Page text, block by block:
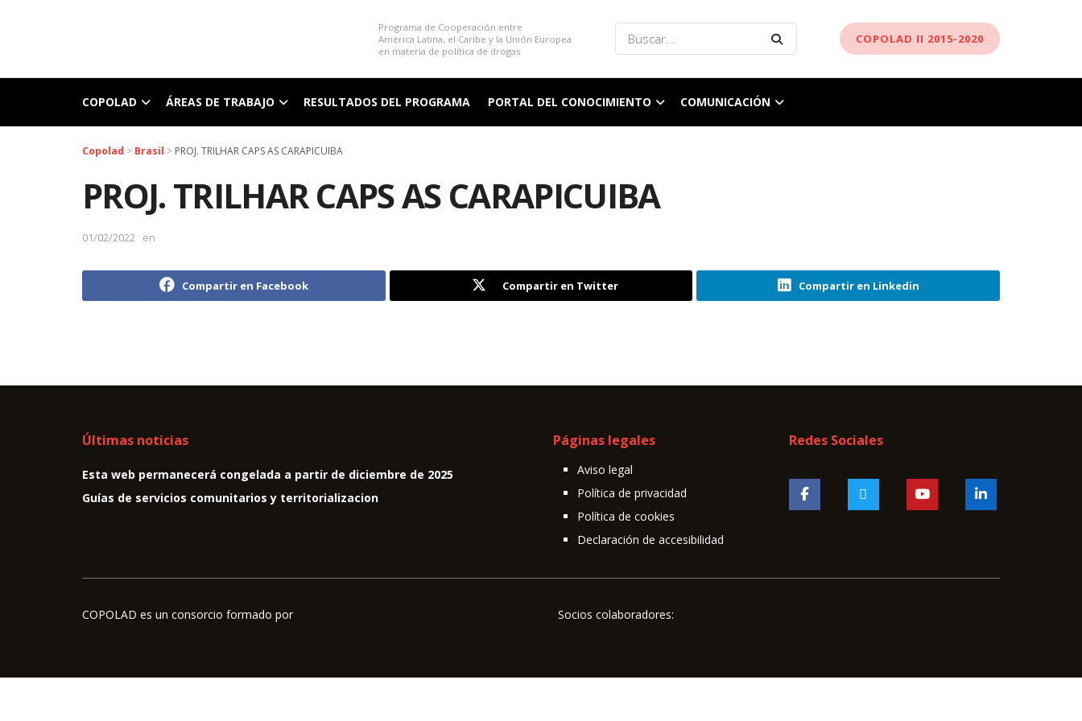
Programa de Cooperación entre
América Latina, el Caribe y la Unión Europea
en materia de política de drogas
COPOLAD II 2015-2020
COPOLAD ÁREAS DE TRABAJO RESULTADOS DEL PROGRAMA PORTAL DEL CONOCIMIENTO COMUNICACIÓN
Copolad > Brasil > PROJ. TRILHAR CAPS AS CARAPICUIBA
PROJ. TRILHAR CAPS AS CARAPICUIBA
01/02/2022 en
Compartir en Facebook Compartir en Twitter Compartir en Linkedin
Últimas noticias
Esta web permanecerá congelada a partir de diciembre de 2025
Guías de servicios comunitarios y territorializacion
Páginas legales
Aviso legal
Política de privacidad
Política de cookies
Declaración de accesibilidad
Redes Sociales
COPOLAD es un consorcio formado por Socios colaboradores: